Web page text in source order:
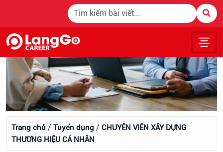
Trang chủ / Tuyển dụng / CHUYÊN VIÊN XÂY DỰNG
THƯƠNG HIỆU CÁ NHÂN